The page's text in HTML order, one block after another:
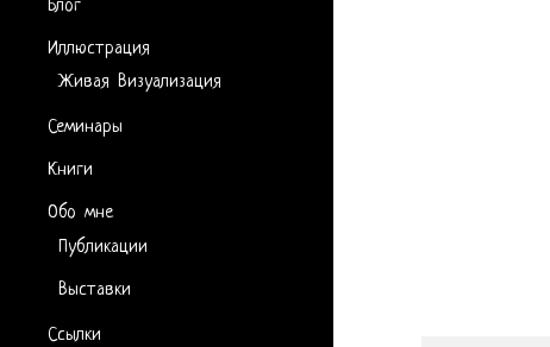
Иллюстрация
Живая Визуализация
Семинары
Книги
Обо мне
Публикации
Выставки
Ссылки